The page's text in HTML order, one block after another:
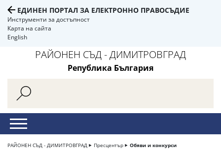
ЕДИНЕН ПОРТАЛ ЗА ЕЛЕКТРОННО ПРАВОСЪДИЕ
Инструменти за достъпност
Карта на сайта
English
РАЙОНЕН СЪД - ДИМИТРОВГРАД
Република България
РАЙОНЕН СЪД - ДИМИТРОВГРАД Пресцентър Обяви и конкурси